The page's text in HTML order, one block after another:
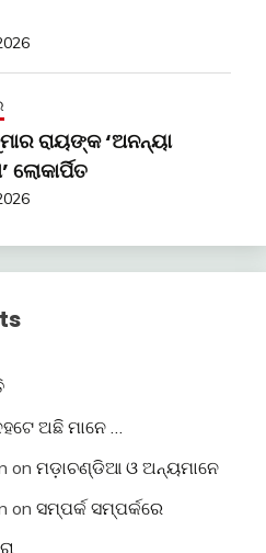
ରାୟଙ୍କ ‘ଅନନ୍ୟା
ଲୋକାର୍ପିତ
ଅଛି ମାନେ …
on ମଡ଼ାଚଣ୍ଡିଆ ଓ ଅନ୍ୟମାନେ
on ସମ୍ପର୍କ ସମ୍ପର୍କରେ